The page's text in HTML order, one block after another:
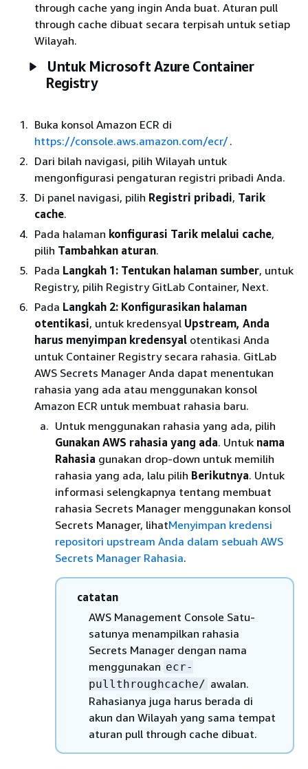
through cache yang ingin Anda buat. Aturan pull
through cache dibuat secara terpisah untuk setiap
Wilayah.
Untuk Microsoft Azure Container
Registry
Buka konsol Amazon ECR di
https://console.aws.amazon.com/ecr/.
Dari bilah navigasi, pilih Wilayah untuk
mengonfigurasi pengaturan registri pribadi Anda.
Di panel navigasi, pilih Registri pribadi, Tarik
cache.
Pada halaman konfigurasi Tarik melalui cache,
pilih Tambahkan aturan.
Pada Langkah 1: Tentukan halaman sumber, untuk
Registry, pilih Registry GitLab Container, Next.
Pada Langkah 2: Konfigurasikan halaman
otentikasi, untuk kredensyal Upstream, Anda
harus menyimpan kredensyal otentikasi Anda
untuk Container Registry secara rahasia. GitLab
AWS Secrets Manager Anda dapat menentukan
rahasia yang ada atau menggunakan konsol
Amazon ECR untuk membuat rahasia baru.
Untuk menggunakan rahasia yang ada, pilih
Gunakan AWS rahasia yang ada. Untuk nama
Rahasia gunakan drop-down untuk memilih
rahasia yang ada, lalu pilih Berikutnya. Untuk
informasi selengkapnya tentang membuat
rahasia Secrets Manager menggunakan konsol
Secrets Manager, lihatMenyimpan kredensi
repositori upstream Anda dalam sebuah AWS
Secrets Manager Rahasia.
catatan
AWS Management Console Satu-
satunya menampilkan rahasia
Secrets Manager dengan nama
menggunakan ecr-
pullthroughcache/ awalan.
Rahasianya juga harus berada di
akun dan Wilayah yang sama tempat
aturan pull through cache dibuat.